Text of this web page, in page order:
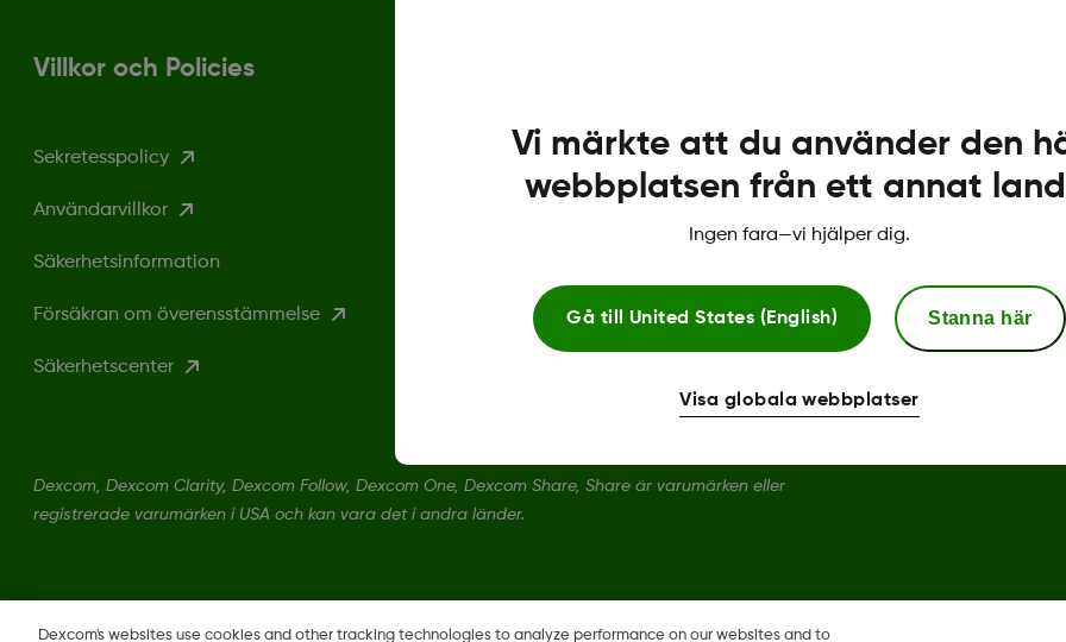
Villkor och Policies
Sekretesspolicy
Användarvillkor
Säkerhetsinformation
Försäkran om överensstämmelse
Säkerhetscenter
Kompatibilitet
Dexcom, Dexcom Clarity, Dexcom Follow, Dexcom One, Dexcom Share, Share är varumärken eller
registrerade varumärken i USA och kan vara det i andra länder.
Dexcom's websites use cookies and other tracking technologies to analyze performance on our websites and to
Vi märkte att du använder den
webbplatsen från ett annat
Ingen fara—vi hjälper dig.
Gå till United States (English) Stanna här
Visa globala webbplatser